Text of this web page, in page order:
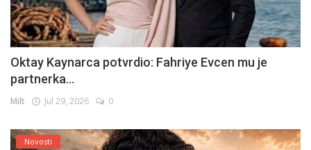
Oktay Kaynarca potvrdio: Fahriye Evcen mu je
partnerka...
Milt Jul 29, 2026 0
Novosti